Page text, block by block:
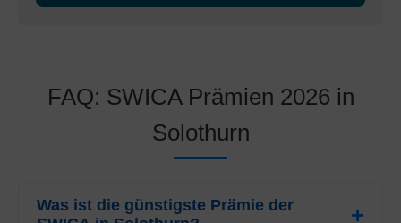
FAQ: SWICA Prämien 2026 in
Solothurn
Was ist die günstigste Prämie der